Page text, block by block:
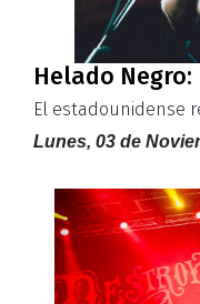
Helado
El estadounidense
Lunes, 03 de